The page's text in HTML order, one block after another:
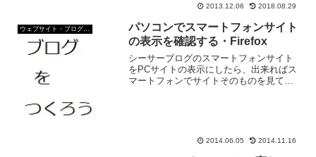
2013.12.06 2018.08.29
パソコンでスマートフォンサイト
の表示を確認する・Firefox
シーサーブログのスマートフォンサイト
をPCサイトの表示にしたら、出来ればス
マートフォンでサイトそのものを見てみ
2014.06.05 2014.11.16